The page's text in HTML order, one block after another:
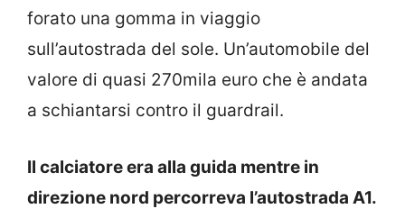
forato una gomma in viaggio
sull’autostrada del sole. Un’automobile del
valore di quasi 270mila euro che è andata
a schiantarsi contro il guardrail.
Il calciatore era alla guida mentre in
direzione nord percorreva l’autostrada A1.